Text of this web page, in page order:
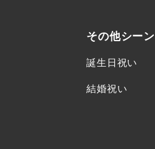
その他シーン
誕生日祝い
結婚祝い